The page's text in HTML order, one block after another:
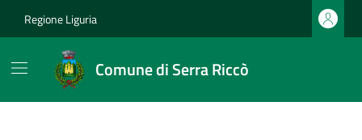
Regione Liguria
Comune di Serra Riccò